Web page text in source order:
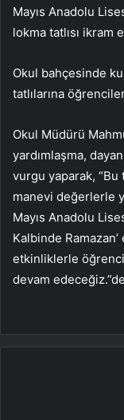
Mayıs Anadolu
lokma tatlısı ikram
Okul bahçesinde
tatlılarına
Okul Müdürü
yardımlaşma,
vurgu yaparak,
manevi değerlerle
Mayıs Anadolu
Kalbinde
etkinliklerle
devam